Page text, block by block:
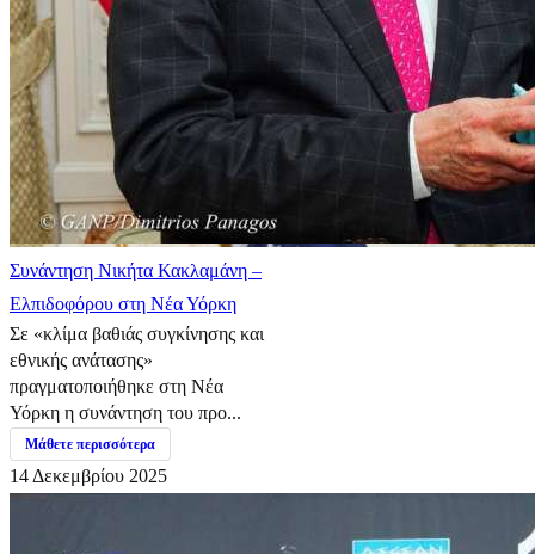
Συνάντηση Νικήτα Κακλαμάνη –
Ελπιδοφόρου στη Νέα Υόρκη
Σε «κλίμα βαθιάς συγκίνησης και
εθνικής ανάτασης»
πραγματοποιήθηκε στη Νέα
Υόρκη η συνάντηση του προ...
Μάθετε περισσότερα
14 Δεκεμβρίου 2025